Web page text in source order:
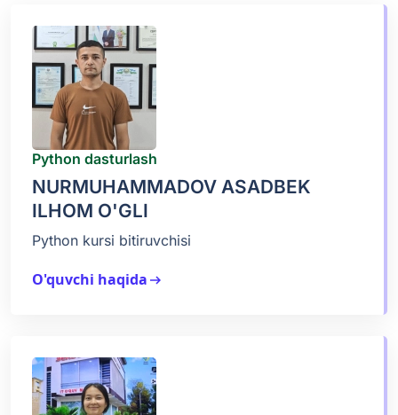
Python dasturlash
NURMUHAMMADOV ASADBEK
ILHOM O'GLI
Python kursi bitiruvchisi
O'quvchi haqidaarrow_right_alt